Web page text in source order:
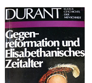
Vendedores
Comenzar a vender
Ayuda